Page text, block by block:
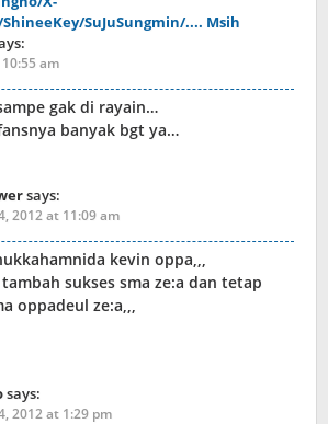
SuJuSungmin/.... Msih
am
gak di rayain…
banyak bgt ya…
says:
2012 at 11:09 am
kevin oppa,,,
sukses sma ze:a dan tetap
oppadeul ze:a,,,
says:
2012 at 1:29 pm